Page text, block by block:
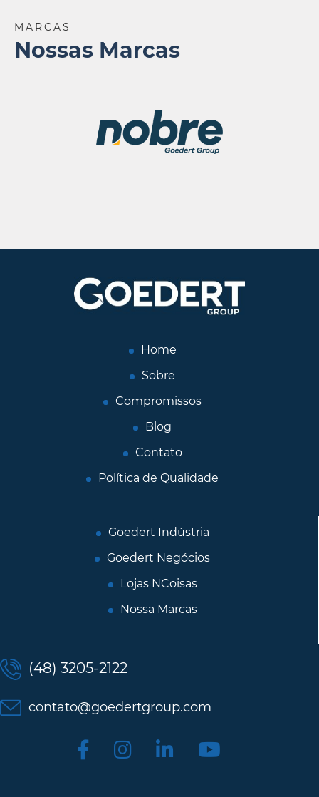
MARCAS
Nossas Marcas
Home
Sobre
Compromissos
Blog
Contato
Política de Qualidade
Goedert Indústria
Goedert Negócios
Lojas NCoisas
Nossa Marcas
(48) 3205-2122
contato@goedertgroup.com